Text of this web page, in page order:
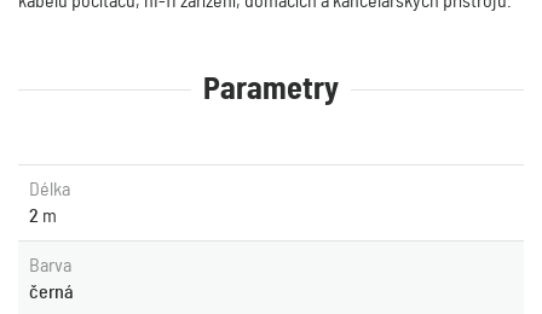
Parametry
Délka
2 m
Barva
černá